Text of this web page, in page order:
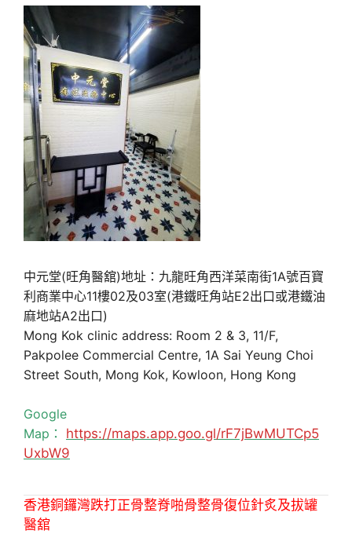
中元堂(旺角醫舘)地址：九龍旺角西洋菜南街1A號百寶
利商業中心11樓02及03室(港鐵旺角站E2出口或港鐵油
麻地站A2出口)
Mong Kok clinic address: Room 2 & 3, 11/F,
Pakpolee Commercial Centre, 1A Sai Yeung Choi
Street South, Mong Kok, Kowloon, Hong Kong
Google
Map： https://maps.app.goo.gl/rF7jBwMUTCp5
UxbW9
香港銅鑼灣跌打正骨整脊啪骨整骨復位針炙及拔罐
醫舘